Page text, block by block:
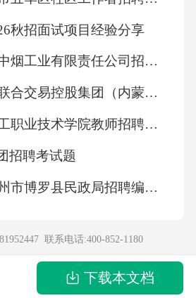
秋招面试项目经验分享
2026年河南中烟工业有限责任公司招聘大学生线上初选考试流程及注意事项农业笔试备考试题及答案解析
2026内蒙古联合交易控股集团（内蒙古产权交易中心）及所属子公司（第一批）员工招聘10人农业考试参考题库及答案解析
2025湖南理工职业技术学院教师招聘考试题目及答案
招聘考试题
2026广东惠州市博罗县民政局招聘编外人员43人考试备考题库及答案解析
联系电话:400-852-1180
下载本文档